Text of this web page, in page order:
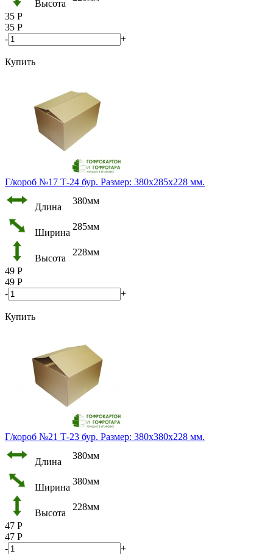
Высота
35 Р
35 Р
-
+
Купить
Г/короб №17 Т-24 бур. Размер: 380х285х228 мм.
Длина
380мм
Ширина
285мм
Высота
228мм
49 Р
49 Р
-
+
Купить
Г/короб №21 Т-23 бур. Размер: 380х380х228 мм.
Длина
380мм
Ширина
380мм
Высота
228мм
47 Р
47 Р
-
+